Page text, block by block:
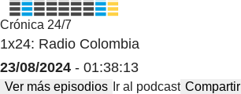
Crónica 24/7
1x24: Radio Colombia
23/08/2024 - 01:38:13
Ver más episodios Ir al podcast Compartir